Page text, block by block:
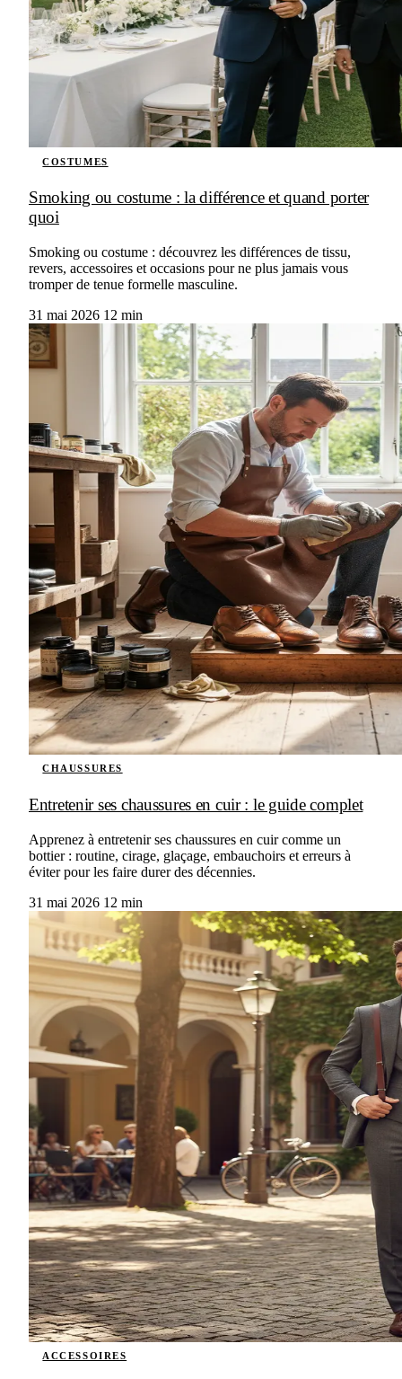
COSTUMES
Smoking ou costume : la différence et quand porter
quoi
Smoking ou costume : découvrez les différences de tissu,
revers, accessoires et occasions pour ne plus jamais vous
tromper de tenue formelle masculine.
31 mai 2026 12 min
CHAUSSURES
Entretenir ses chaussures en cuir : le guide complet
Apprenez à entretenir ses chaussures en cuir comme un
bottier : routine, cirage, glaçage, embauchoirs et erreurs à
éviter pour les faire durer des décennies.
31 mai 2026 12 min
ACCESSOIRES